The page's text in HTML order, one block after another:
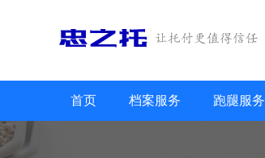
首页 档案服务 跑腿服务